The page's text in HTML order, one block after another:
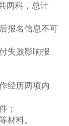
两科，总计
报名信息不可
失败影响报
经历两项内
；
料。